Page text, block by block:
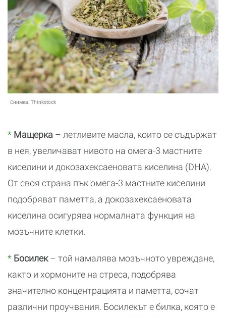
Снимка: Thinkstock
* Мащерка – летливите масла, които се съдържат
в нея, увеличават нивото на омега-3 мастните
киселини и докозахексаеновата киселина (DHA).
От своя страна пък омега-3 мастните киселини
подобряват паметта, а докозахексаеновата
киселина осигурява нормалната функция на
мозъчните клетки.
* Босилек– той намалява мозъчното увреждане,
както и хормоните на стреса, подобрява
значително концентрацията и паметта, сочат
различни проучвания. Босилекът е билка, която е